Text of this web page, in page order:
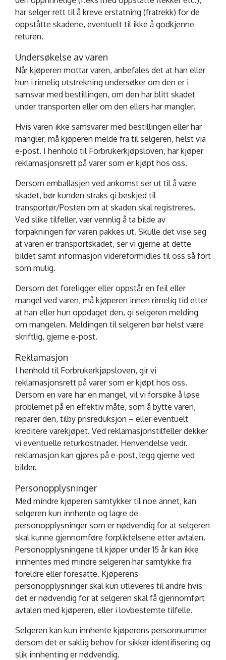
har selger rett til å kreve erstatning (fratrekk) for de
oppståtte skadene, eventuelt til ikke å godkjenne
returen.
Undersøkelse av varen
Når kjøperen mottar varen, anbefales det at han eller
hun i rimelig utstrekning undersøker om den er i
samsvar med bestillingen, om den har blitt skadet
under transporten eller om den ellers har mangler.
Hvis varen ikke samsvarer med bestillingen eller har
mangler, må kjøperen melde fra til selgeren, helst via
e-post. I henhold til Forbrukerkjøpsloven, har kjøper
reklamasjonsrett på varer som er kjøpt hos oss.
Dersom emballasjen ved ankomst ser ut til å være
skadet, bør kunden straks gi beskjed til
transportør/Posten om at skaden skal registreres.
Ved slike tilfeller, vær vennlig å ta bilde av
forpakningen før varen pakkes ut. Skulle det vise seg
at varen er transportskadet, ser vi gjerne at dette
bildet samt informasjon videreformidles til oss så fort
som mulig.
Dersom det foreligger eller oppstår en feil eller
mangel ved varen, må kjøperen innen rimelig tid etter
at han eller hun oppdaget den, gi selgeren melding
om mangelen. Meldingen til selgeren bør helst være
skriftlig, gjerne e-post.
Reklamasjon
I henhold til Forbrukerkjøpsloven, gir vi
reklamasjonsrett på varer som er kjøpt hos oss.
Dersom en vare har en mangel, vil vi forsøke å løse
problemet på en effektiv måte, som å bytte varen,
reparer den, tilby prisreduksjon – eller eventuelt
kreditere varekjøpet. Ved reklamasjonstilfeller dekker
vi eventuelle returkostnader. Henvendelse vedr.
reklamasjon kan gjøres på e-post, legg gjerne ved
bilder.
Personopplysninger
Med mindre kjøperen samtykker til noe annet, kan
selgeren kun innhente og lagre de
personopplysninger som er nødvendig for at selgeren
skal kunne gjennomføre forpliktelsene etter avtalen.
Personopplysningene til kjøper under 15 år kan ikke
innhentes med mindre selgeren har samtykke fra
foreldre eller foresatte. Kjøperens
personopplysninger skal kun utleveres til andre hvis
det er nødvendig for at selgeren skal få gjennomført
avtalen med kjøperen, eller i lovbestemte tilfelle.
Selgeren kan kun innhente kjøperens personnummer
dersom det er saklig behov for sikker identifisering og
slik innhenting er nødvendig.